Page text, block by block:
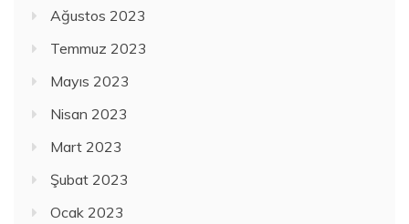
Ağustos 2023
Temmuz 2023
Mayıs 2023
Nisan 2023
Mart 2023
Şubat 2023
Ocak 2023